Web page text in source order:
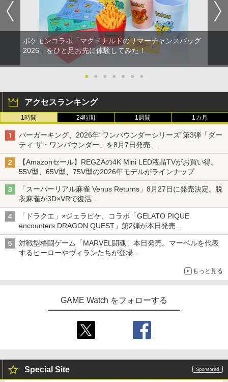
ポケモンコラボ「マクドナルドのサマーチャンスバッグ
2026」をひと足お先に体験してみた！
● ● ● ● ● ● ●
アクセスランキング
1時間 24時間 1週間 1カ月
バーガーキング、2026年“ワンパウンダーシリーズ”第3弾「ダー
ティ ザ・ワンパウンダー」を8月7日発売
「特製ガーリックマヨソース」を使用した超大型チーズバーガー
【Amazonセール】REGZAの4K Mini LED液晶TVがお買い得。
55V型、65V型、75V型の2026年モデルがラインナップ
「スーパーリアル麻雀 Venus Returns」8月27日に発売決定。脱
衣麻雀が3D×VRで復活
発売から2週間は20%オフになるセールが実施
「ドラクエ」×ジェラピケ、コラボ「GELATO PIQUE
encounters DRAGON QUEST」第2弾が本日発売
アイスカップに入ったスライムやわたぼう、ベビーサタンなどが
オリジナルアートで登場
対戦型格闘ゲーム「MARVEL闘魂」本日発売。マーベルを代表
するヒーローやヴィランたちが登場
もっと見る
GAME Watch をフォローする
Special Site